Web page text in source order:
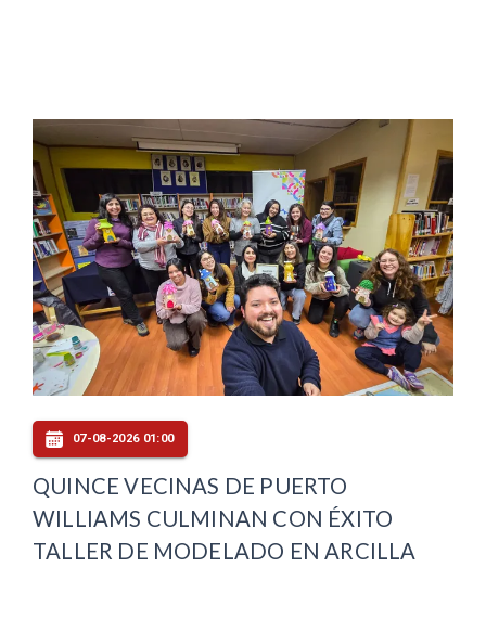
07-08-2026 01:00
QUINCE VECINAS DE PUERTO
WILLIAMS CULMINAN CON ÉXITO
TALLER DE MODELADO EN ARCILLA